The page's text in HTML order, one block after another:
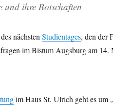
und ihre Botschaften
nächstenStudientages, den der
im Bistum Augsburg am 14.
im Haus St. Ulrich geht es um